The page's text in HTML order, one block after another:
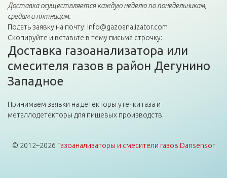
Доставка осуществляется каждую неделю по понедельникам,
средам и пятницам.
Подать заявку на почту: info@gazoanalizator.com
Скопируйте и вставьте в тему письма строчку:
Доставка газоанализатора или
смесителя газов в район Дегунино
Западное
Принимаем заявки на детекторы утечки газа и
металлодетекторы для пищевых производств.
© 2012–2026 Газоанализаторы и смесители газов Dansensor